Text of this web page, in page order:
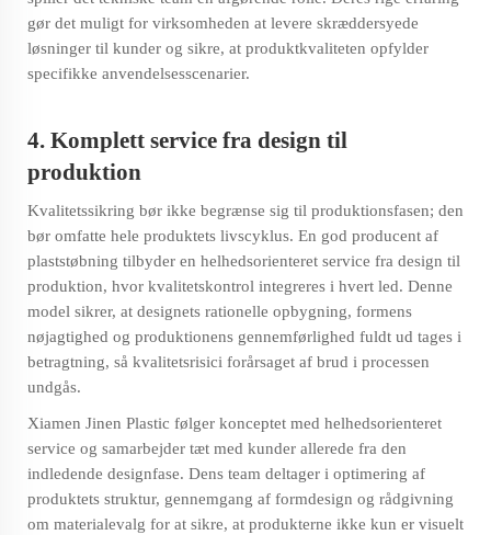
gør det muligt for virksomheden at levere skræddersyede
løsninger til kunder og sikre, at produktkvaliteten opfylder
specifikke anvendelsesscenarier.
4. Komplett service fra design til
produktion
Kvalitetssikring bør ikke begrænse sig til produktionsfasen; den
bør omfatte hele produktets livscyklus. En god producent af
plaststøbning tilbyder en helhedsorienteret service fra design til
produktion, hvor kvalitetskontrol integreres i hvert led. Denne
model sikrer, at designets rationelle opbygning, formens
nøjagtighed og produktionens gennemførlighed fuldt ud tages i
betragtning, så kvalitetsrisici forårsaget af brud i processen
undgås.
Xiamen Jinen Plastic følger konceptet med helhedsorienteret
service og samarbejder tæt med kunder allerede fra den
indledende designfase. Dens team deltager i optimering af
produktets struktur, gennemgang af formdesign og rådgivning
om materialevalg for at sikre, at produkterne ikke kun er visuelt